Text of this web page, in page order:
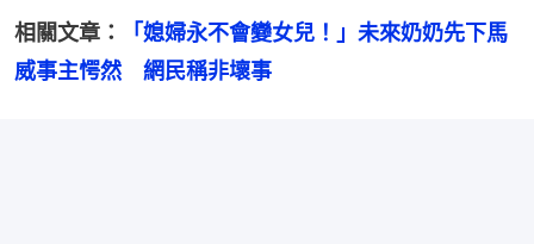
相關文章：
「媳婦永不會變女兒！」未來奶奶先下馬
威事主愕然　網民稱非壞事